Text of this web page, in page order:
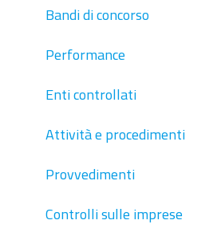
Bandi di concorso
Performance
Enti controllati
Attività e procedimenti
Provvedimenti
Controlli sulle imprese